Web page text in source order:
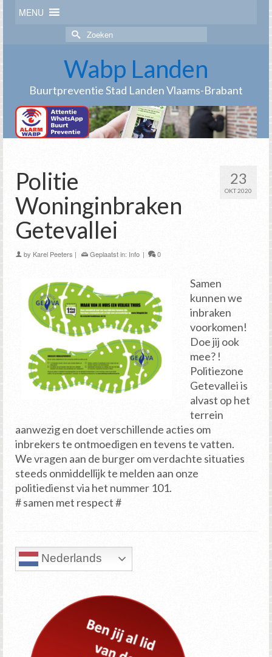
MENU
Zoek
naar:
Wabp Landen
Buurtpreventie Stad Landen Vlaams-Brabant
23
OKT 2020
Politie
Woninginbraken
Getevallei
by Karel Peeters | Geplaatst in: Info | 0
Samen
kunnen we
inbraken
voorkomen!
Doe jij ook
mee? !
Politiezone
Getevallei is
alvast op het
terrein
aanwezig en doet verschillende acties om
inbrekers te ontmoedigen en tevens te vatten.
We vragen aan de burger om verdachte situaties
steeds onmiddellijk te melden aan onze
politiedienst via het nummer 101.
# samen met respect #
Nederlands